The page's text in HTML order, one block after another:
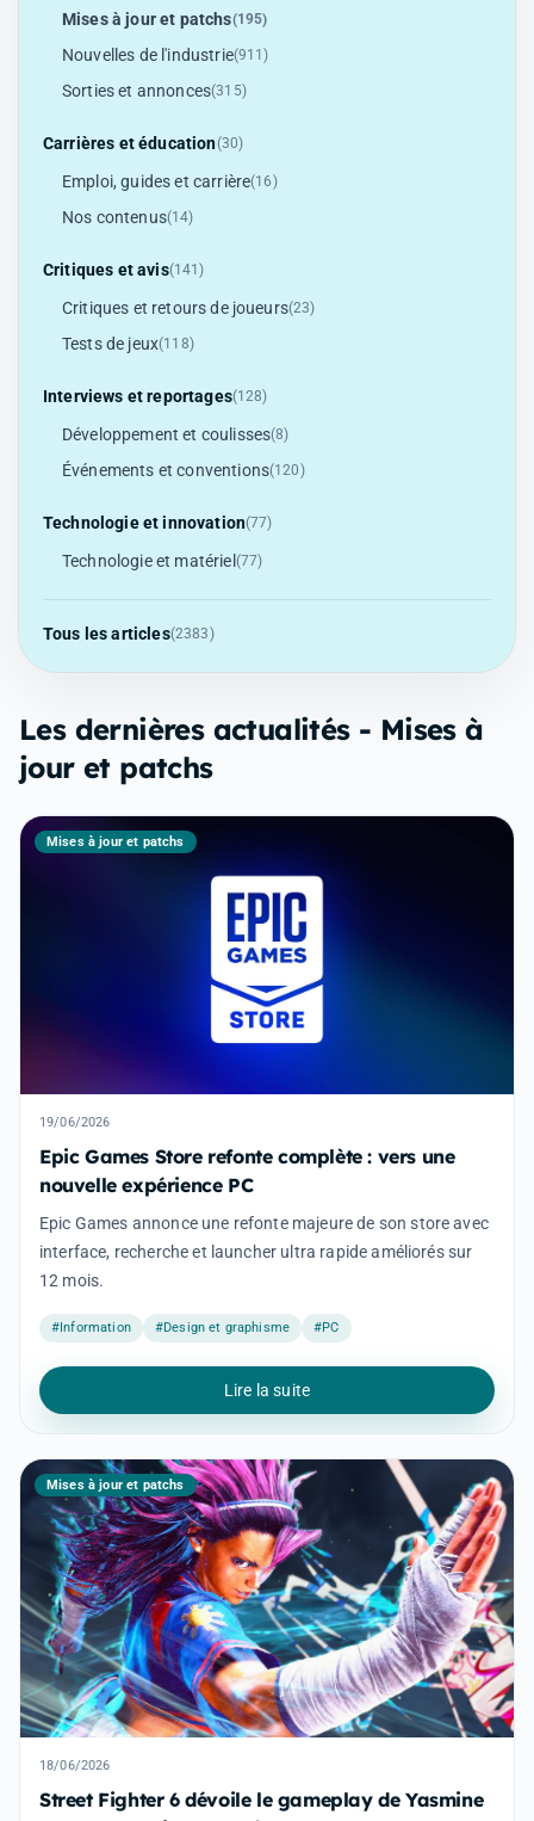
Les dernières actualités - Mises à
jour et patchs
Mises à jour et patchs
19/06/2026
Epic Games Store refonte complète : vers une
nouvelle expérience PC
Epic Games annonce une refonte majeure de son store avec
interface, recherche et launcher ultra rapide améliorés sur
12 mois.
#Information #Design et graphisme #PC
Lire la suite
Mises à jour et patchs
18/06/2026
Street Fighter 6 dévoile le gameplay de Yasmine
Mises à jour et patchs(195)
Nouvelles de l'industrie(911)
Sorties et annonces(315)
Carrières et éducation(30)
Emploi, guides et carrière(16)
Nos contenus(14)
Critiques et avis(141)
Critiques et retours de joueurs(23)
Tests de jeux(118)
Interviews et reportages(128)
Développement et coulisses(8)
Événements et conventions(120)
Technologie et innovation(77)
Technologie et matériel (77)
Tous les articles(2383)